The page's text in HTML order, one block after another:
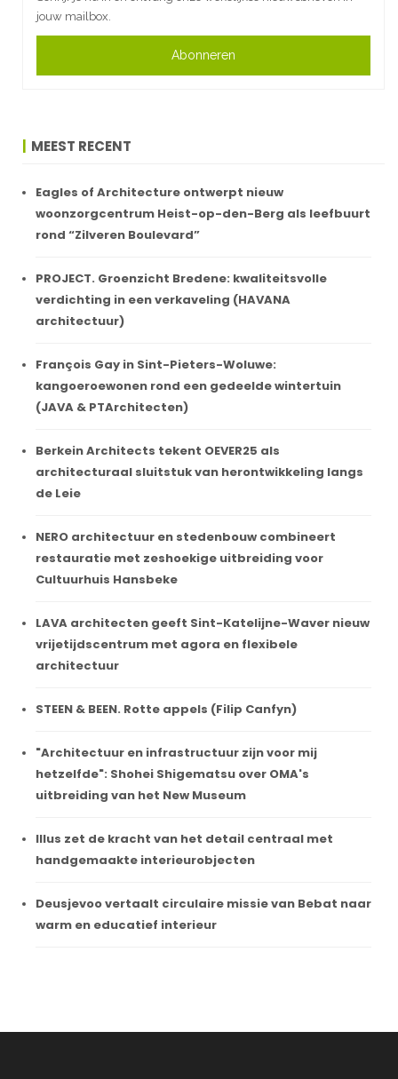
jouw mailbox.
Abonneren
MEEST RECENT
Eagles of Architecture ontwerpt nieuw
woonzorgcentrum Heist-op-den-Berg als leefbuurt
rond “Zilveren Boulevard”
PROJECT. Groenzicht Bredene: kwaliteitsvolle
verdichting in een verkaveling (HAVANA
architectuur)
François Gay in Sint-Pieters-Woluwe:
kangoeroewonen rond een gedeelde wintertuin
(JAVA & PTArchitecten)
Berkein Architects tekent OEVER25 als
architecturaal sluitstuk van herontwikkeling langs
de Leie
NERO architectuur en stedenbouw combineert
restauratie met zeshoekige uitbreiding voor
Cultuurhuis Hansbeke
LAVA architecten geeft Sint-Katelijne-Waver nieuw
vrijetijdscentrum met agora en flexibele
architectuur
STEEN & BEEN. Rotte appels (Filip Canfyn)
"Architectuur en infrastructuur zijn voor mij
hetzelfde": Shohei Shigematsu over OMA's
uitbreiding van het New Museum
Illus zet de kracht van het detail centraal met
handgemaakte interieurobjecten
Deusjevoo vertaalt circulaire missie van Bebat naar
warm en educatief interieur